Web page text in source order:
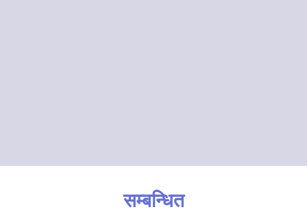
सम्बन्धित